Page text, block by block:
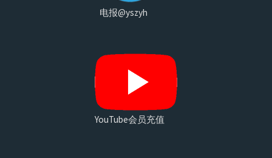
电报@yszyh
YouTube会员充值